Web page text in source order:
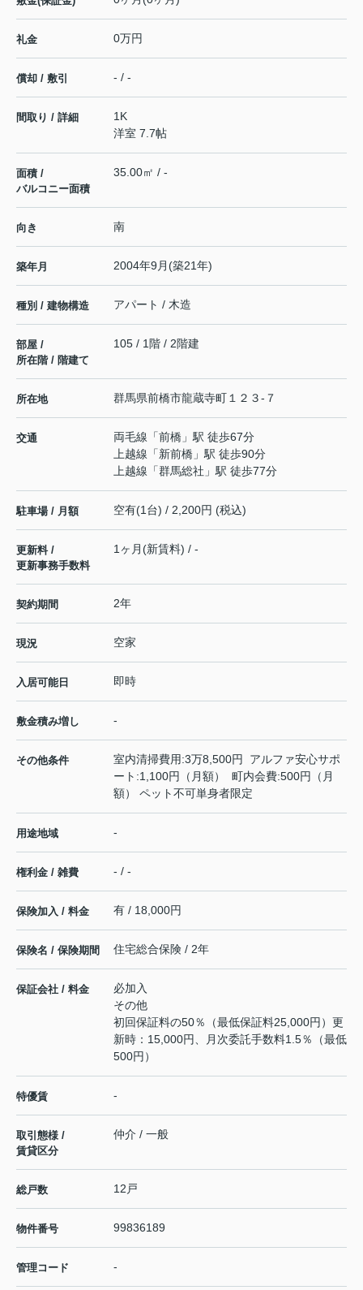
礼金 0万円
償却 / 敷引 - / -
間取り / 詳細
1K
洋室 7.7帖
面積 /
バルコニー面積
35.00㎡ / -
向き 南
築年月 2004年9月(築21年)
種別 / 建物構造 アパート / 木造
部屋 /
所在階 / 階建て
105 / 1階 / 2階建
所在地 群馬県前橋市龍蔵寺町 １２３-７
交通 両毛線 「前橋 」駅 徒歩67分
上越線 「新前橋 」駅 徒歩90分
上越線 「群馬総社 」駅 徒歩77分
駐車場 / 月額 空有(1台) / 2,200円 (税込)
更新料 /
更新事務手数料
1ヶ月(新賃料) / -
契約期間 2年
現況 空家
入居可能日 即時
敷金積み増し -
その他条件
室内清掃費用:3万8,500円 アルファ安心サポ
ート:1,100円（月額） 町内会費:500円（月
額） ペット不可単身者限定
用途地域 -
権利金 / 雑費 - / -
保険加入 / 料金 有 / 18,000円
保険名 / 保険期間 住宅総合保険 / 2年
保証会社 / 料金
必加入
その他
初回保証料の50％（最低保証料25,000円）更
新時：15,000円、月次委託手数料1.5％（最低
500円）
特優賃 -
取引態様 /
賃貸区分
仲介 / 一般
総戸数 12戸
物件番号 99836189
管理コード -